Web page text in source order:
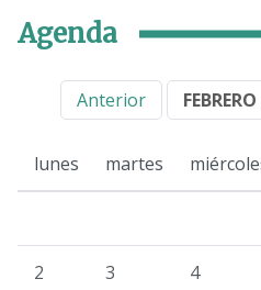
Agenda
Anterior
lunes martes
2 3 4